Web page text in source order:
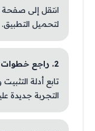
انتقل إلى صفحة
لتحميل التطبيق.
2. راجع خطوات التثبيت
تابع أدلة
التجربة جديدة